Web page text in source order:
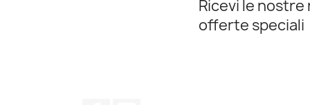
Ricevi le nostre
offerte speciali